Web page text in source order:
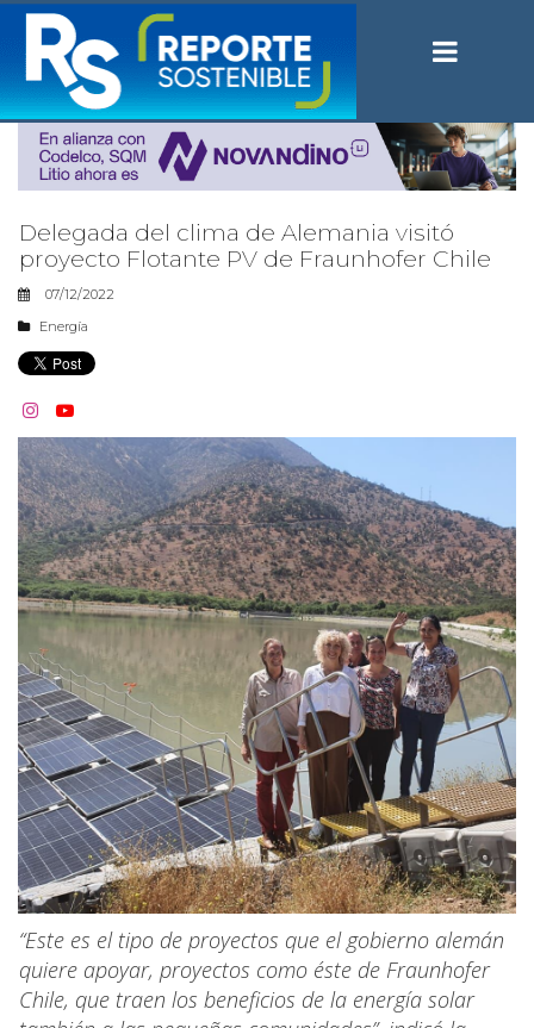
Delegada del clima de Alemania visitó
proyecto Flotante PV de Fraunhofer Chile
07/12/2022
Energía
 
“Este es el tipo de proyectos que el gobierno alemán
quiere apoyar, proyectos como éste de Fraunhofer
Chile, que traen los beneficios de la energía solar